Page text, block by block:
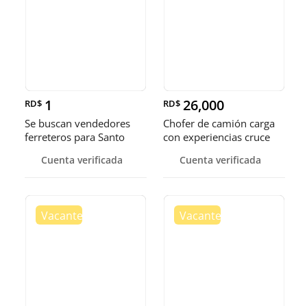
RD$ 1
Se buscan vendedores
ferreteros para Santo
Cuenta verificada
RD$ 26,000
Chofer de camión carga
con experiencias cruce
Cuenta verificada